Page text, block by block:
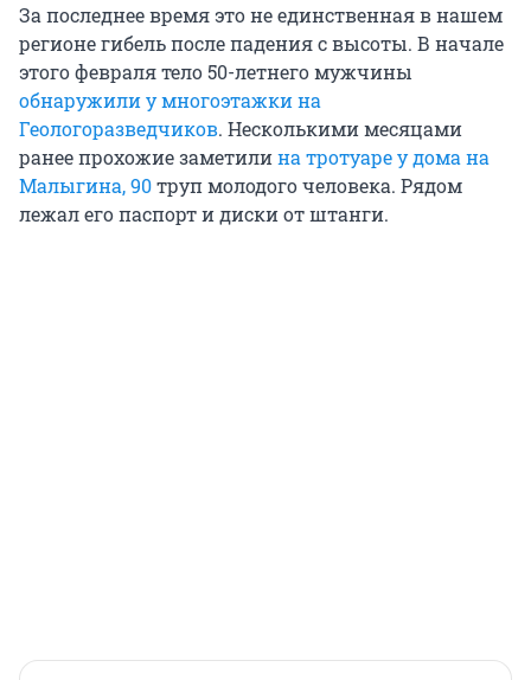
За последнее время это не единственная в нашем
регионе гибель после падения с высоты. В начале
этого февраля тело 50-летнего мужчины
обнаружили у многоэтажки на
Геологоразведчиков. Несколькими месяцами
ранее прохожие заметилина тротуаре у дома на
Малыгина, 90труп молодого человека. Рядом
лежал его паспорт и диски от штанги.